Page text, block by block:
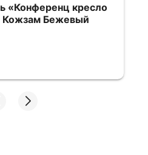
«Конференц кресло
Кожзам Бежевый
всегда на связи.
перед
на один. Так же